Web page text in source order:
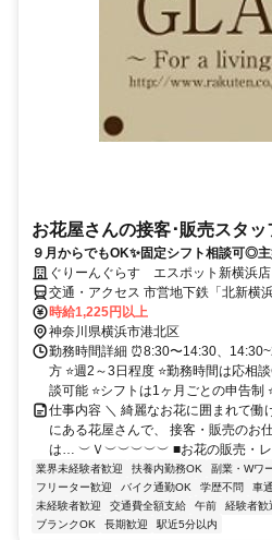
お花屋さんの接客･販売スタッ
９月からでもOK✨固定シフト相談可◎
ぐりーんぐらす エスポット新横浜店
交通・アクセス 市営地下鉄「北新横
時給1,225円以上
神奈川県横浜市港北区
勤務時間詳細 ⏰8:30〜14:30、
方 ⭐週2～3日程度 ⭐勤務時間は応相
談可能 ⭐シフトは1ヶ月ごとの申告制
仕事内容 ＼ 綺麗なお花に囲まれて働
にある花屋さんで、 接客・販売のお
は… ︶Ｖ︶︶︶︶︶ ■お花の販売・
業界未経験者歓迎 扶養内勤務OK 副業・Wワ
フリーター歓迎
バイク通勤OK 学歴不問 車
未経験者歓迎
交通費全額支給 午前 経験者歓
ブランクOK
長期歓迎 駅近5分以内